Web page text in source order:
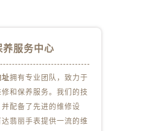
养服务中心
址拥有专业团队，致力于
和保养服务。我们的技
配备了先进的维修设
翡丽手表提供一流的维